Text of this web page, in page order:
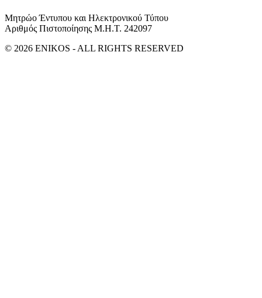
Μητρώο Έντυπου και Ηλεκτρονικού Τύπου
Αριθμός Πιστοποίησης Μ.Η.Τ. 242097
© 2026 ENIKOS - ALL RIGHTS RESERVED